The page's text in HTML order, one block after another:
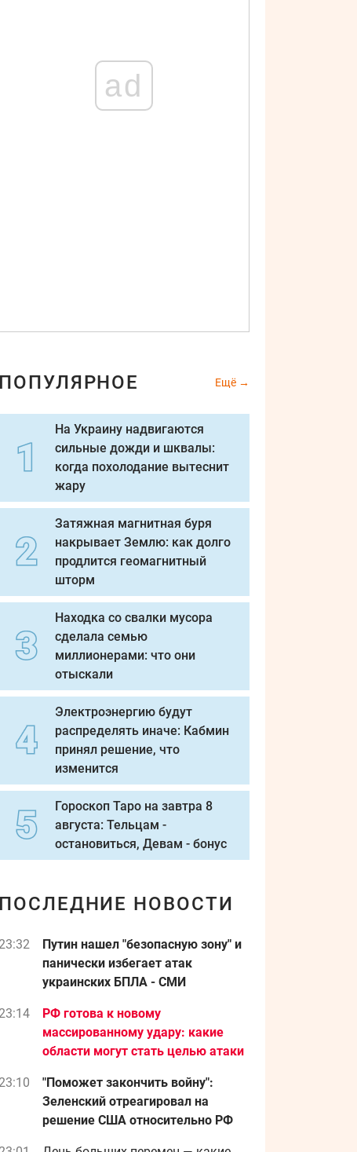
ad
ПОПУЛЯРНОЕ Ещё
На Украину надвигаются
сильные дожди и шквалы:
когда похолодание вытеснит
жару
Затяжная магнитная буря
накрывает Землю: как долго
продлится геомагнитный
шторм
Находка со свалки мусора
сделала семью
миллионерами: что они
отыскали
Электроэнергию будут
распределять иначе: Кабмин
принял решение, что
изменится
Гороскоп Таро на завтра 8
августа: Тельцам -
остановиться, Девам - бонус
ПОСЛЕДНИЕ НОВОСТИ
23:32
Путин нашел "безопасную зону" и
панически избегает атак
украинских БПЛА - СМИ
23:14
РФ готова к новому
массированному удару: какие
области могут стать целью атаки
23:10
"Поможет закончить войну":
Зеленский отреагировал на
решение США относительно РФ